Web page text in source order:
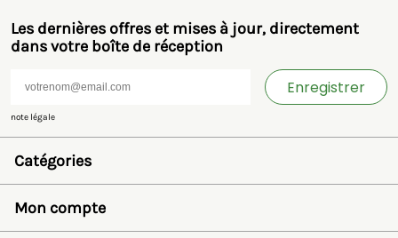
Les dernières offres et mises à jour, directement
dans votre boîte de réception
Enregistrer
note légale
Catégories
Bruder
SIKU
Rolly Toys
Mon compte